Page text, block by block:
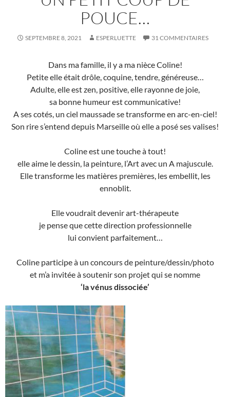
POUCE…
SEPTEMBRE 8, 2021 ESPERLUETTE 31 COMMENTAIRES
Dans ma famille, il y a ma nièce Coline!
Petite elle était drôle, coquine, tendre, généreuse…
Adulte, elle est zen, positive, elle rayonne de joie,
sa bonne humeur est communicative!
A ses cotés, un ciel maussade se transforme en arc-en-ciel!
Son rire s’entend depuis Marseille où elle a posé ses valises!
Coline est une touche à tout!
elle aime le dessin, la peinture, l’Art avec un A majuscule.
Elle transforme les matières premières, les embellit, les
ennoblit.
Elle voudrait devenir art-thérapeute
je pense que cette direction professionnelle
lui convient parfaitement…
Coline participe à un concours de peinture/dessin/photo
et m’a invitée à soutenir son projet qui se nomme
‘la vénus dissociée’